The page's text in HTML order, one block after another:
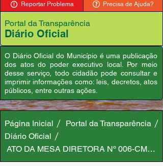
Reportar Problema Precisa de Ajuda?
Portal da Transparência
Diário Oficial
O Diário Oficial do Município é uma publicação
dos atos do poder executivo local. Por meio
desse serviço, todo cidadão pode consultar e
imprimir informações como: leis, decretos, atos
públicos, entre outras ações.
Página Inicial
Portal da Transparência
Diário Oficial
ATO DA MESA DIRETORA Nº 006-CMA,